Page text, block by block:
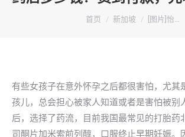
你在这里：
首页 新加坡 [图片]怡…
有些女孩子在意外怀孕之后都很害怕，尤其
孩儿，总会担心被家人知道或者是害怕被别
后，选择了药流，目前我国最常见的打胎药
司酮片加米索前列醇，口服终止早期妊娠。